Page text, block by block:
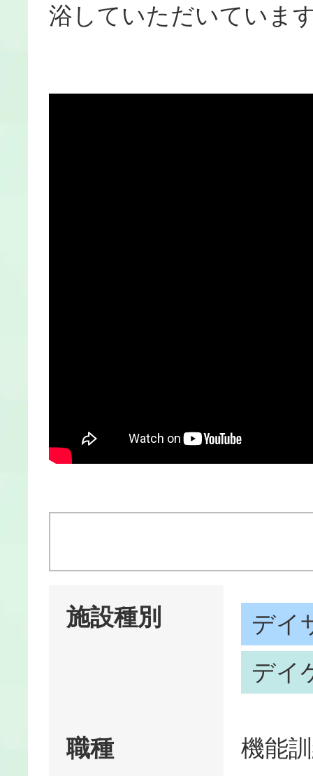
浴していただいていま
施設種別
デイ
デイ
職種 機能